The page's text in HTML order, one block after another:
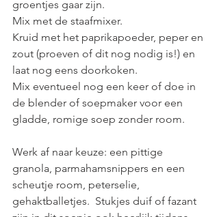
groentjes gaar zijn.
Mix met de staafmixer.
Kruid met het paprikapoeder, peper en
zout (proeven of dit nog nodig is!) en
laat nog eens doorkoken.
Mix eventueel nog een keer of doe in
de blender of soepmaker voor een
gladde, romige soep zonder room.
Werk af naar keuze: een pittige
granola, parmahamsnippers en een
scheutje room, peterselie,
gehaktballetjes.  Stukjes duif of fazant